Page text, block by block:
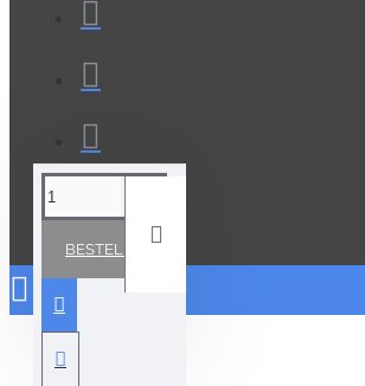
BESTELLEN